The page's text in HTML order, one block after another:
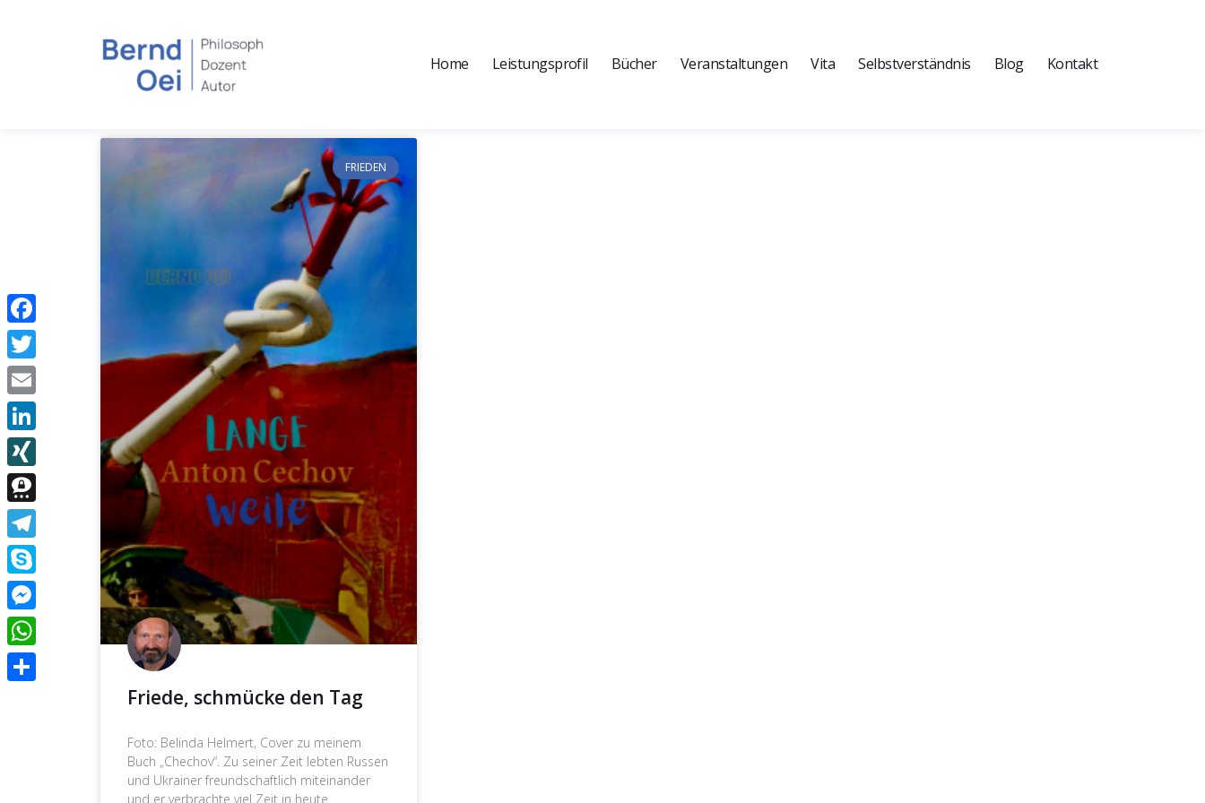
Home Leistungsprofil Bücher Veranstaltungen Vita Selbstverständnis Blog Kontakt
FRIEDEN
Friede, schmücke den Tag
Foto: Belinda Helmert, Cover zu meinem
Buch „Chechov“. Zu seiner Zeit lebten Russen
und Ukrainer freundschaftlich miteinander
und er verbrachte viel Zeit in heute
Facebook
Twitter
Email
LinkedIn
XING
Threema
Telegram
Skype
Messenger
WhatsApp